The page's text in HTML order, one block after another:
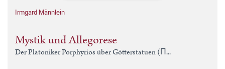
Irmgard Männlein
Mystik und Allegorese
Der Platoniker Porphyrios über Götterstatuen (Π...